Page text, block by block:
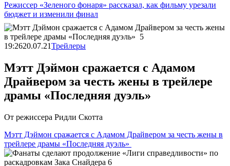
Режиссер «Зеленого фонаря» рассказал, как фильму урезали
бюджет и изменили финал
19:2620.07.21Трейлеры
Мэтт Дэймон сражается с Адамом
Драйвером за честь жены в трейлере
драмы «Последняя дуэль»
От режиссера Ридли Скотта
Мэтт Дэймон сражается с Адамом Драйвером за честь жены в
трейлере драмы «Последняя дуэль»